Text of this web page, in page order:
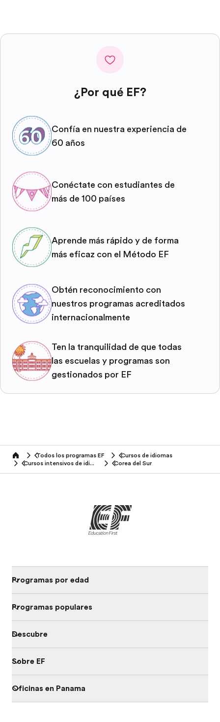
¿Por qué EF?
Confía en nuestra experiencia de
60 años
Conéctate con estudiantes de
más de 100 países
Aprende más rápido y de forma
más eficaz con el Método EF
Obtén reconocimiento con
nuestros programas acreditados
internacionalmente
Ten la tranquilidad de que todas
las escuelas y programas son
gestionados por EF
home Todos los programas EF
Cursos de idiomas
Cursos intensivos de idiomas
Corea del Sur
Programas por edad
Programas populares
Descubre
Sobre EF
Oficinas en Panama